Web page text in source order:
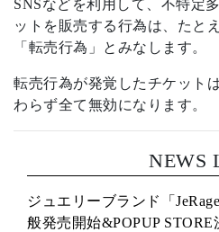
NEWS
ジュエリーブランド「
般発売開始&POPUP STORE
SNSなどを利用して、不特定
ットを販売する行為は、たと
「転売行為」とみなします。
転売行為が発覚したチケット
わらず全て無効になります。